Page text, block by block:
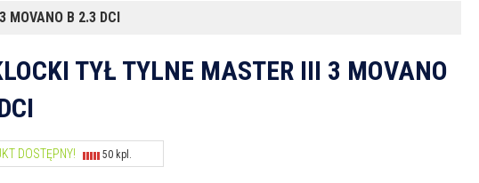
MOVANO B 2.3 DCI
TYŁ TYLNE MASTER III 3 MOVANO
DOSTĘPNY! 50 kpl.